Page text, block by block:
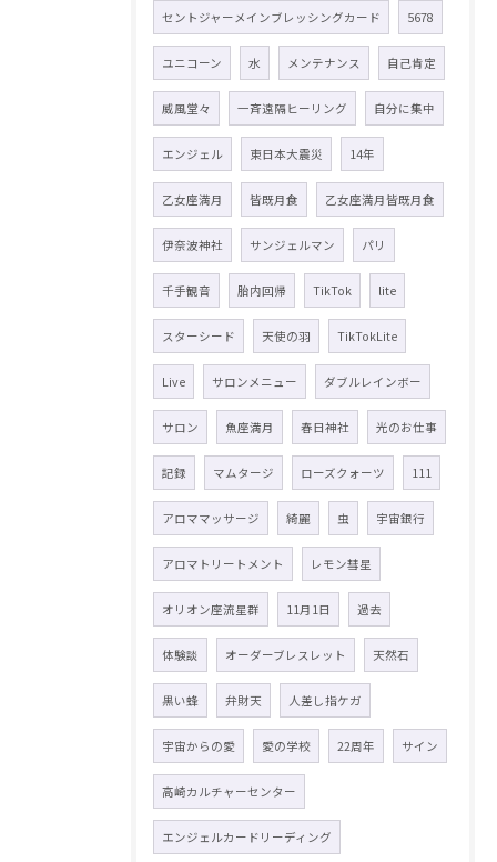
セントジャーメインブレッシングカード 5678
ユニコーン 水 メンテナンス 自己肯定
威風堂々 一斉遠隔ヒーリング 自分に集中
エンジェル 東日本大震災 14年
乙女座満月 皆既月食 乙女座満月皆既月食
伊奈波神社 サンジェルマン パリ
千手観音 胎内回帰 TikTok lite
スターシード 天使の羽 TikTokLite
Live サロンメニュー ダブルレインボー
サロン 魚座満月 春日神社 光のお仕事
記録 マムタージ ローズクォーツ 111
アロママッサージ 綺麗 虫 宇宙銀行
アロマトリートメント レモン彗星
オリオン座流星群 11月1日 過去
体験談 オーダーブレスレット 天然石
黒い蜂 弁財天 人差し指ケガ
宇宙からの愛 愛の学校 22周年 サイン
高崎カルチャーセンター
エンジェルカードリーディング